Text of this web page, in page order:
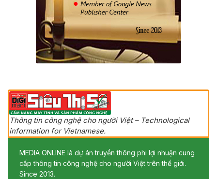
Thông tin công nghệ cho người Việt – Technological
information for Vietnamese.
MEDIA ONLINE là dự án truyền thông phi lợi nhuận cung
cấp thông tin công nghệ cho người Việt trên thế giới.
Since 2013.